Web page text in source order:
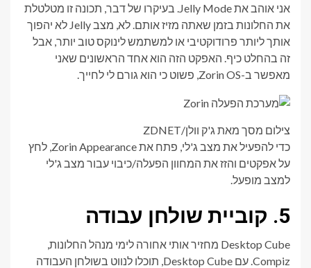
אני אוהב את Jelly Mode. בעיקרו של דבר, תכונה זו מטלטלת
את החלונות בזמן שאתה מזיז אותם. לא, מצב Jelly לא יהפוך
אותך ליותר פרודוקטיבי או למשתמש לינוקס טוב יותר, אבל
זה בהחלט כיף. האפקט הזה הוא אחד הראשונים שאני
מאפשר ב-Zorin OS, פשוט כי הוא גורם לי לחייך.
צילום מסך מאת ג'ק וולן/ZDNET
כדי להפעיל את מצב ג'לי, פתח את Zorin Appearance, לחץ
על אפקטים והזז את המחוון הפעלה/כיבוי עבור מצב ג'לי
למצב מופעל.
5. קוביית שולחן עבודה
Desktop Cube מחזיר אותי אחורה לימי מנהל החלונות,
Compiz. עם Desktop Cube, תוכלו לנווט בשולחן העבודה